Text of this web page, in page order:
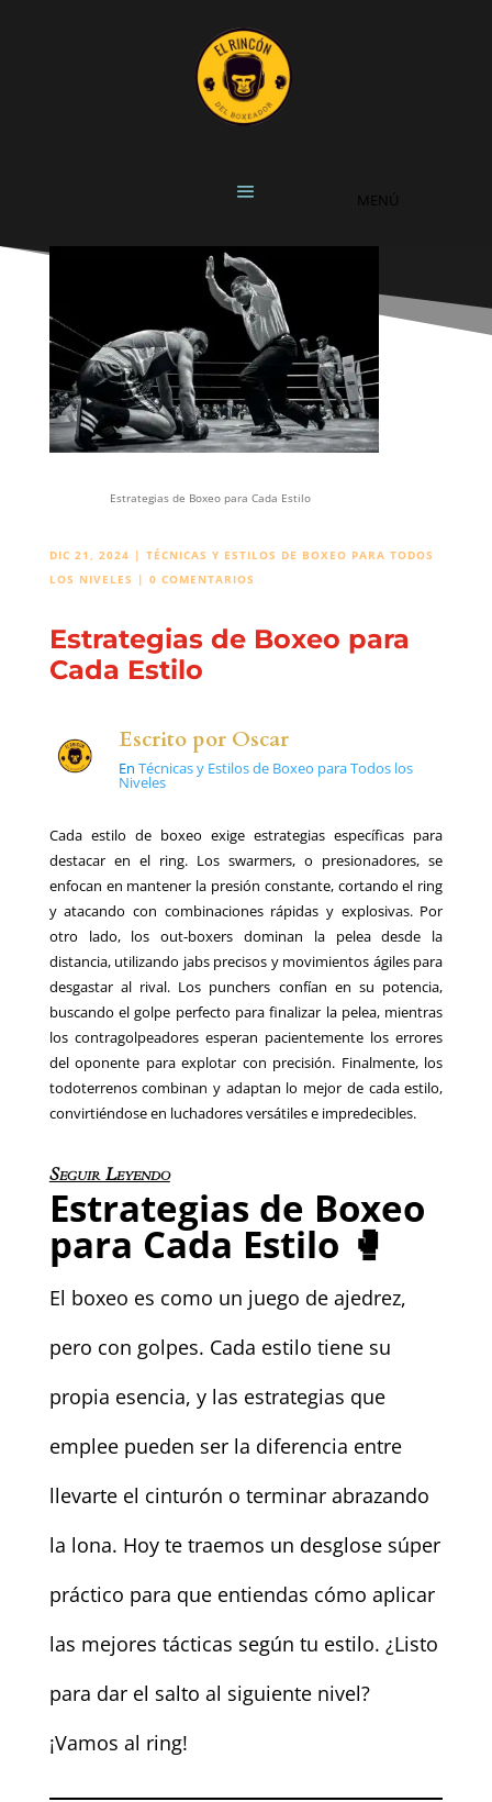
Estrategias de Boxeo para Cada Estilo
DIC 21, 2024 | TÉCNICAS Y ESTILOS DE BOXEO PARA TODOS
LOS NIVELES | 0 COMENTARIOS
Estrategias de Boxeo para
Cada Estilo
Escrito por Oscar
En Técnicas y Estilos de Boxeo para Todos los
Niveles
Cada estilo de boxeo exige estrategias específicas para
destacar en el ring. Los swarmers, o presionadores, se
enfocan en mantener la presión constante, cortando el ring
y atacando con combinaciones rápidas y explosivas. Por
otro lado, los out-boxers dominan la pelea desde la
distancia, utilizando jabs precisos y movimientos ágiles para
desgastar al rival. Los punchers confían en su potencia,
buscando el golpe perfecto para finalizar la pelea, mientras
los contragolpeadores esperan pacientemente los errores
del oponente para explotar con precisión. Finalmente, los
todoterrenos combinan y adaptan lo mejor de cada estilo,
convirtiéndose en luchadores versátiles e impredecibles.
Seguir Leyendo
Estrategias de Boxeo
para Cada Estilo 🥊
El boxeo es como un juego de ajedrez,
pero con golpes. Cada estilo tiene su
propia esencia, y las estrategias que
emplee pueden ser la diferencia entre
llevarte el cinturón o terminar abrazando
la lona. Hoy te traemos un desglose súper
práctico para que entiendas cómo aplicar
las mejores tácticas según tu estilo. ¿Listo
para dar el salto al siguiente nivel?
¡Vamos al ring!